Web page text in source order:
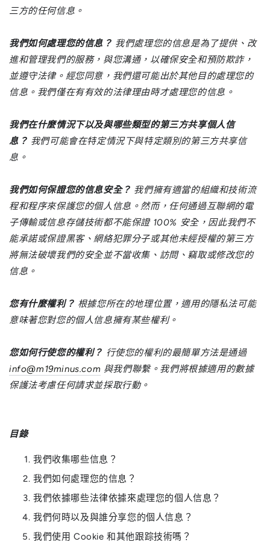
三方的任何信息。
我們如何處理您的信息？ 我們處理您的信息是為了提供、改
進和管理我們的服務，與您溝通，以確保安全和預防欺詐，
並遵守法律。經您同意，我們還可能出於其他目的處理您的
信息。我們僅在有有效的法律理由時才處理您的信息。
我們在什麼情況下以及與哪些類型的第三方共享個人信
息？ 我們可能會在特定情況下與特定類別的第三方共享信
息。
我們如何保證您的信息安全？ 我們擁有適當的組織和技術流
程和程序來保護您的個人信息。然而，任何通過互聯網的電
子傳輸或信息存儲技術都不能保證 100% 安全，因此我們不
能承諾或保證黑客、網絡犯罪分子或其他未經授權的第三方
將無法破壞我們的安全並不當收集、訪問、竊取或修改您的
信息。
您有什麼權利？ 根據您所在的地理位置，適用的隱私法可能
意味著您對您的個人信息擁有某些權利。
您如何行使您的權利？ 行使您的權利的最簡單方法是通過
info@m19minus.com 與我們聯繫。我們將根據適用的數據
保護法考慮任何請求並採取行動。
目錄
我們收集哪些信息？
我們如何處理您的信息？
我們依據哪些法律依據來處理您的個人信息？
我們何時以及與誰分享您的個人信息？
我們使用 Cookie 和其他跟踪技術嗎？